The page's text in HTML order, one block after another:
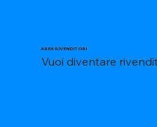
AREA RIVENDITORI
Vuoi diventare